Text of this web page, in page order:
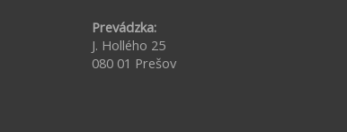
Prevádzka:
J. Hollého 25
080 01 Prešov